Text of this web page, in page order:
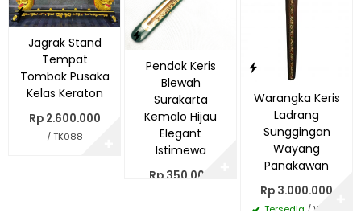
Jagrak Stand
Tempat
Tombak Pusaka
Kelas Keraton
Rp 2.600.000
/ TK088
Pendok Keris
Blewah
Surakarta
Kemalo Hijau
Elegant
Istimewa
Rp 350.000
Warangka Keris
Ladrang
Sunggingan
Wayang
Panakawan
Rp 3.000.000
Tersedia / WR116